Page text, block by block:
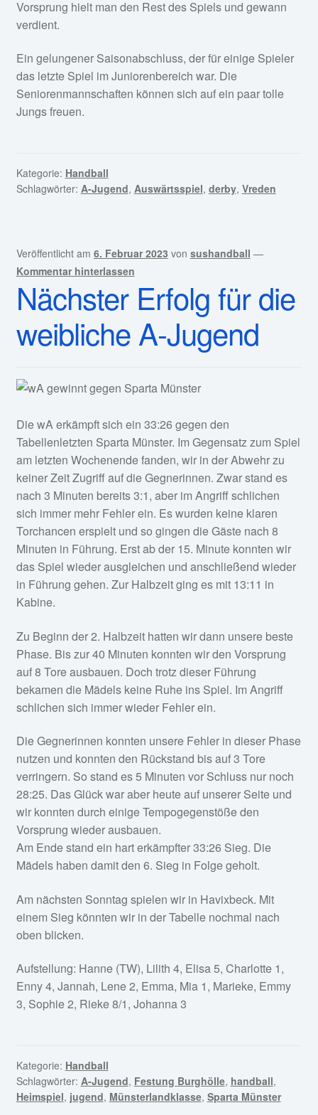
Vorsprung hielt man den Rest des Spiels und gewann
verdient.
Ein gelungener Saisonabschluss, der für einige Spieler
das letzte Spiel im Juniorenbereich war. Die
Seniorenmannschaften können sich auf ein paar tolle
Jungs freuen.
Kategorie: Handball
Schlagwörter: A-Jugend, Auswärtsspiel, derby, Vreden
Veröffentlicht am 6. Februar 2023 von sushandball —
Kommentar hinterlassen
Nächster Erfolg für die
weibliche A-Jugend
Die wA erkämpft sich ein 33:26 gegen den
Tabellenletzten Sparta Münster. Im Gegensatz zum Spiel
am letzten Wochenende fanden, wir in der Abwehr zu
keiner Zeit Zugriff auf die Gegnerinnen. Zwar stand es
nach 3 Minuten bereits 3:1, aber im Angriff schlichen
sich immer mehr Fehler ein. Es wurden keine klaren
Torchancen erspielt und so gingen die Gäste nach 8
Minuten in Führung. Erst ab der 15. Minute konnten wir
das Spiel wieder ausgleichen und anschließend wieder
in Führung gehen. Zur Halbzeit ging es mit 13:11 in
Kabine.
Zu Beginn der 2. Halbzeit hatten wir dann unsere beste
Phase. Bis zur 40 Minuten konnten wir den Vorsprung
auf 8 Tore ausbauen. Doch trotz dieser Führung
bekamen die Mädels keine Ruhe ins Spiel. Im Angriff
schlichen sich immer wieder Fehler ein.
Die Gegnerinnen konnten unsere Fehler in dieser Phase
nutzen und konnten den Rückstand bis auf 3 Tore
verringern. So stand es 5 Minuten vor Schluss nur noch
28:25. Das Glück war aber heute auf unserer Seite und
wir konnten durch einige Tempogegenstöße den
Vorsprung wieder ausbauen.
Am Ende stand ein hart erkämpfter 33:26 Sieg. Die
Mädels haben damit den 6. Sieg in Folge geholt.
Am nächsten Sonntag spielen wir in Havixbeck. Mit
einem Sieg könnten wir in der Tabelle nochmal nach
oben blicken.
Aufstellung: Hanne (TW), Lilith 4, Elisa 5, Charlotte 1,
Enny 4, Jannah, Lene 2, Emma, Mia 1, Marieke, Emmy
3, Sophie 2, Rieke 8/1, Johanna 3
Kategorie: Handball
Schlagwörter: A-Jugend, Festung Burghölle, handball,
Heimspiel, jugend, Münsterlandklasse, Sparta Münster